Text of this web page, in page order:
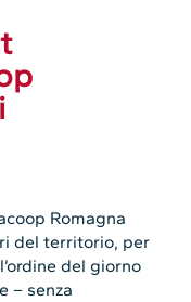
Romagna
del territorio, per
del giorno
– senza